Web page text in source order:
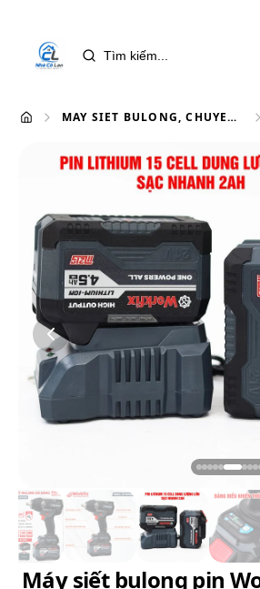
MÁY SIẾT BULONG, CHUYÊN VÍT
Máy siết bulong pin
IW780N (780N.m) -
1/2 inch
Phân loại: Bộ 2 pin 15 Cell ABS
1.590.000 ₫1.890.000 ₫
Tiết kiệm
Chọn phân loại:
THÊM VÀO GIỎ ĐẶT
GIAO HÀNG TẬN NƠI - KIỂM TRA
TOÁN